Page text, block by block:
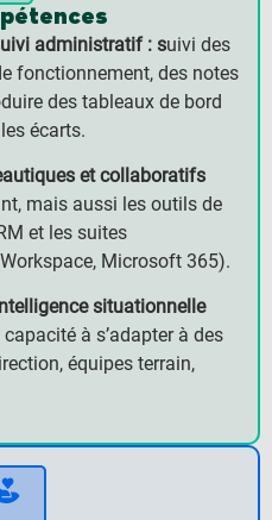
administratif : suivi des
fonctionnement, des notes
des tableaux de bord
écarts.
et collaboratifs
mais aussi les outils de
et les suites
Microsoft 365).
situationnelle
à s’adapter à des
équipes terrain,